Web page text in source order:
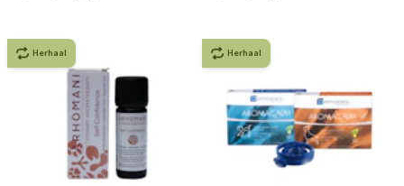
Herhaal Herhaal